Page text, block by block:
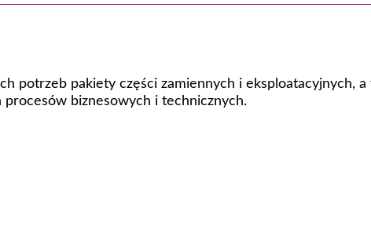
potrzeb pakiety części zamiennych i eksploatacyjnych, a
biznesowych i technicznych.